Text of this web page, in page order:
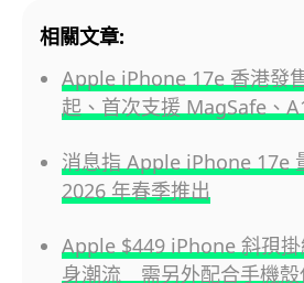
相關文章:
Apple iPhone 17e 香港發
起、首次支援 MagSafe、
消息指 Apple iPhone 17e
2026 年春季推出
Apple $449 iPhone 斜孭
身潮流 需另外配合手機殼